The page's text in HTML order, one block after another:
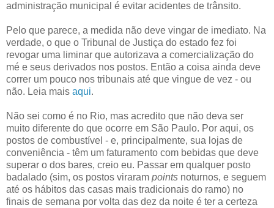
administração municipal é evitar acidentes de trânsito.
Pelo que parece, a medida não deve vingar de imediato. Na
verdade, o que o Tribunal de Justiça do estado fez foi
revogar uma liminar que autorizava a comercialização do
mé e seus derivados nos postos. Então a coisa ainda deve
correr um pouco nos tribunais até que vingue de vez - ou
não. Leia mais aqui.
Não sei como é no Rio, mas acredito que não deva ser
muito diferente do que ocorre em São Paulo. Por aqui, os
postos de combustível - e, principalmente, sua lojas de
conveniência - têm um faturamento com bebidas que deve
superar o dos bares, creio eu. Passar em qualquer posto
badalado (sim, os postos viraram points noturnos, e seguem
até os hábitos das casas mais tradicionais do ramo) no
finais de semana por volta das dez da noite é ter a certeza